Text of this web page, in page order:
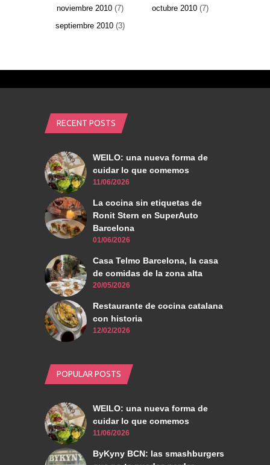
noviembre 2010(7) octubre 2010 (7)
septiembre 2010(3)
RECENT POSTS
WEILO: una nueva forma de
cuidar lo que comemos
11/06/2026
La cocina sin etiquetas de
Ronit Stern en SuperAuto
Barcelona
01/06/2026
Casa Telmo Barcelona, la casa
de comidas de la zona alta
20/05/2026
Restaurante de cocina catalana
con historia
12/02/2026
POPULAR POSTS
WEILO: una nueva forma de
cuidar lo que comemos
11/06/2026
ByKyny BCN: las smashburgers